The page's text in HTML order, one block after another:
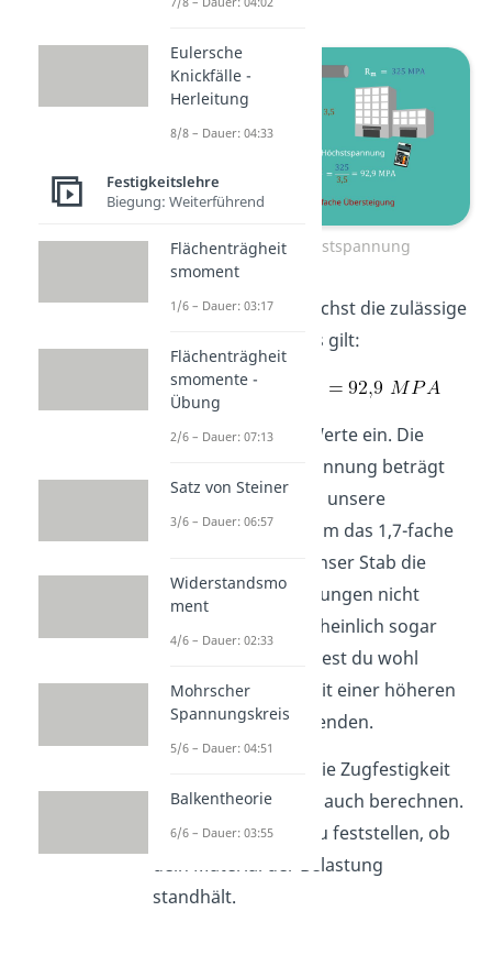
zulässige Höchstspannung
Wir berechnen zunächst die zulässige
Höchstspannung. Es gilt:
Wir setzen unsere Werte ein. Die
zulässige Höchstspannung beträgt
92,9 Megapascal. Da unsere
Zugspannung dies um das 1,7-fache
übersteigt, würde unser Stab die
Sicherheitsanforderungen nicht
erfüllen und wahrscheinlich sogar
brechen. Daher solltest du wohl
besser einen Stab mit einer höheren
Zugsfestigkeit verwenden.
Nun weißt du, was die Zugfestigkeit
ist und kannst diese auch berechnen.
Außerdem kannst du feststellen, ob
dein Material der Belastung
standhält.
Eulersche
Knickfälle -
Herleitung
8/8 – Dauer: 04:33
Festigkeitslehre
Biegung: Weiterführend
Flächenträgheit
smoment
1/6 – Dauer: 03:17
Flächenträgheit
smomente -
Übung
2/6 – Dauer: 07:13
Satz von Steiner
3/6 – Dauer: 06:57
Widerstandsmo
ment
4/6 – Dauer: 02:33
Mohrscher
Spannungskreis
5/6 – Dauer: 04:51
Balkentheorie
6/6 – Dauer: 03:55